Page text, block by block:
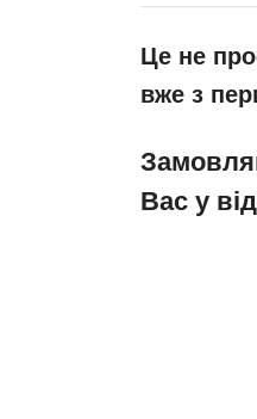
Це не
вже з
Вас у